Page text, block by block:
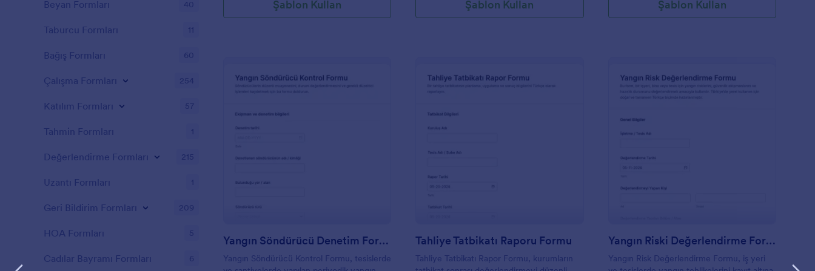
Şablon Kullan Şablon Kullan Şablon Kullan
: Yangın Söndürücü Denetim Formu
Yangın Söndürücü Denetim Formu
Yangın Söndürücü Kontrol Formu, tesislerde
Tahliye Tatbikatı Raporu Formu
Tahliye Tatbikatı Rapor Formu, kurumların
Yangın Riski Değerlendirme Formu
Yangın Risk Değerlendirme Formu, iş yeri
Beyan Formları 40
Taburcu Formları 11
Bağış Formları 60
Çalışma Formları 254
Katılım Formları 57
Tahmin Formları 1
Değerlendirme Formları 215
Uzantı Formları 1
Geri Bildirim Formları 209
HOA Formları 5
Cadılar Bayramı Formları 6